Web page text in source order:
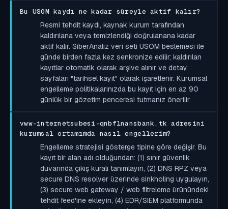
Bu USOM kaydı ne kadar süreyle aktif kalır?
Resmi tehdit kaydı, kaynak kurum tarafından
kaldırılana veya temizlendiği doğrulanana kadar
aktif kalır. SiberAnaliz veri seti USOM beslemesi ile
günde birden fazla kez senkronize edilir; kaldırılan
kayıtlar otomatik olarak arşive alınır ve detay
sayfaları "tarihsel kayıt" olarak işaretlenir. Kurumsal
engelleme politikalarınızda bu kayıt için en az 90
günlük bir gözetim penceresi tutmanız önerilir.
vww-internetsubesi-qnbflnansbank.tk adresini
kurumsal ortamımda nasıl engellerim?
Engelleme stratejisi gösterge tipine göre değişir. Bu
kayıt bir alan adı olduğundan: (1) sınır güvenlik
duvarında çıkış kuralı tanımlayın, (2) DNS RPZ veya
secure DNS resolver üzerinde sinkholing uygulayın,
(3) secure web gateway / web filtreleme ürünündeki
tehdit feed'ine ekleyin, (4) EDR/SIEM platformunda